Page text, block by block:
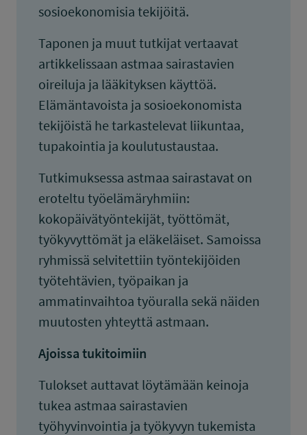
sosioekonomisia tekijöitä.
Taponen ja muut tutkijat vertaavat
artikkelissaan astmaa sairastavien
oireiluja ja lääkityksen käyttöä.
Elämäntavoista ja sosioekonomista
tekijöistä he tarkastelevat liikuntaa,
tupakointia ja koulutustaustaa.
Tutkimuksessa astmaa sairastavat on
eroteltu työelämäryhmiin:
kokopäivätyöntekijät, työttömät,
työkyvyttömät ja eläkeläiset. Samoissa
ryhmissä selvitettiin työntekijöiden
työtehtävien, työpaikan ja
ammatinvaihtoa työuralla sekä näiden
muutosten yhteyttä astmaan.
Ajoissa tukitoimiin
Tulokset auttavat löytämään keinoja
tukea astmaa sairastavien
työhyvinvointia ja työkyvyn tukemista